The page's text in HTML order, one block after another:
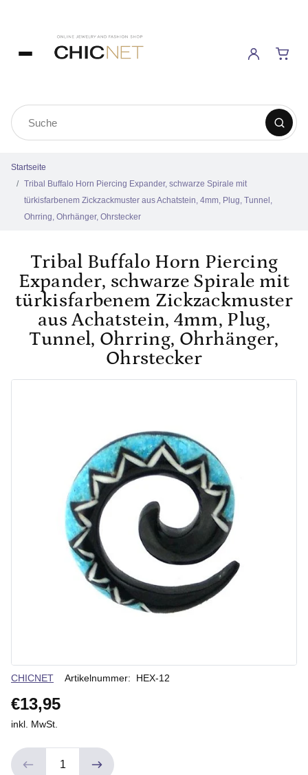
Startseite
Tribal Buffalo Horn Piercing Expander, schwarze Spirale mit
türkisfarbenem Zickzackmuster aus Achatstein, 4mm, Plug, Tunnel,
Ohrring, Ohrhänger, Ohrstecker
Tribal Buffalo Horn Piercing
Expander, schwarze Spirale mit
türkisfarbenem Zickzackmuster
aus Achatstein, 4mm, Plug,
Tunnel, Ohrring, Ohrhänger,
Ohrstecker
Verkäuferin
CHICNET Artikelnummer: HEX-12
€13,95
inkl. MwSt.